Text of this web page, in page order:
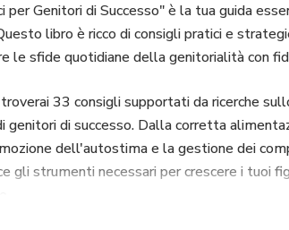
per Genitori di Successo" è la tua guida
libro è ricco di consigli pratici e
le sfide quotidiane della genitorialità con
troverai 33 consigli supportati da ricerche
genitori di successo. Dalla corretta
dell'autostima e la gestione dei
gli strumenti necessari per crescere i tuoi